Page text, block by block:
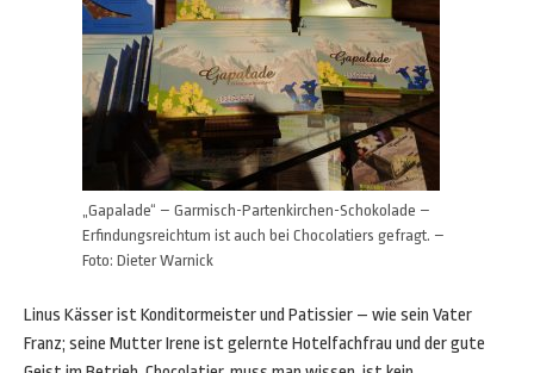
„Gapalade“ – Garmisch-Partenkirchen-Schokolade –
Erfindungsreichtum ist auch bei Chocolatiers gefragt. –
Foto: Dieter Warnick
Linus Kässer ist Konditormeister und Patissier – wie sein Vater
Franz; seine Mutter Irene ist gelernte Hotelfachfrau und der gute